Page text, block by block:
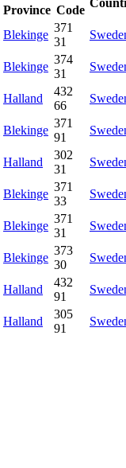
Province Code
Blekinge
371
31
Blekinge
374
31
Halland
432
66
Blekinge
371
91
Halland
302
31
Blekinge
371
33
Blekinge
371
31
Blekinge
373
30
Halland
432
91
Halland
305
91